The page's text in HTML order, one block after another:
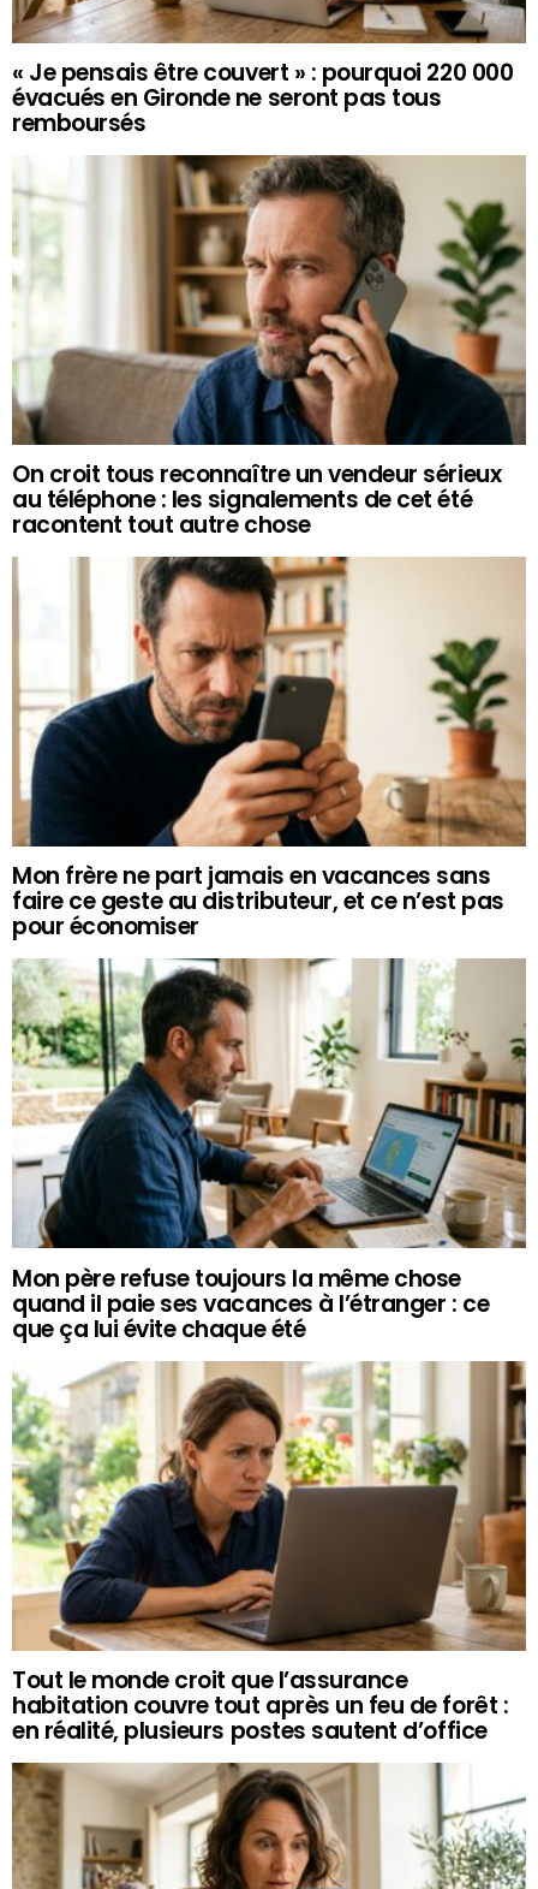
« Je pensais être couvert » : pourquoi 220 000
évacués en Gironde ne seront pas tous
remboursés
On croit tous reconnaître un vendeur sérieux
au téléphone : les signalements de cet été
racontent tout autre chose
Mon frère ne part jamais en vacances sans
faire ce geste au distributeur, et ce n’est pas
pour économiser
Mon père refuse toujours la même chose
quand il paie ses vacances à l’étranger : ce
que ça lui évite chaque été
Tout le monde croit que l’assurance
habitation couvre tout après un feu de forêt :
en réalité, plusieurs postes sautent d’office